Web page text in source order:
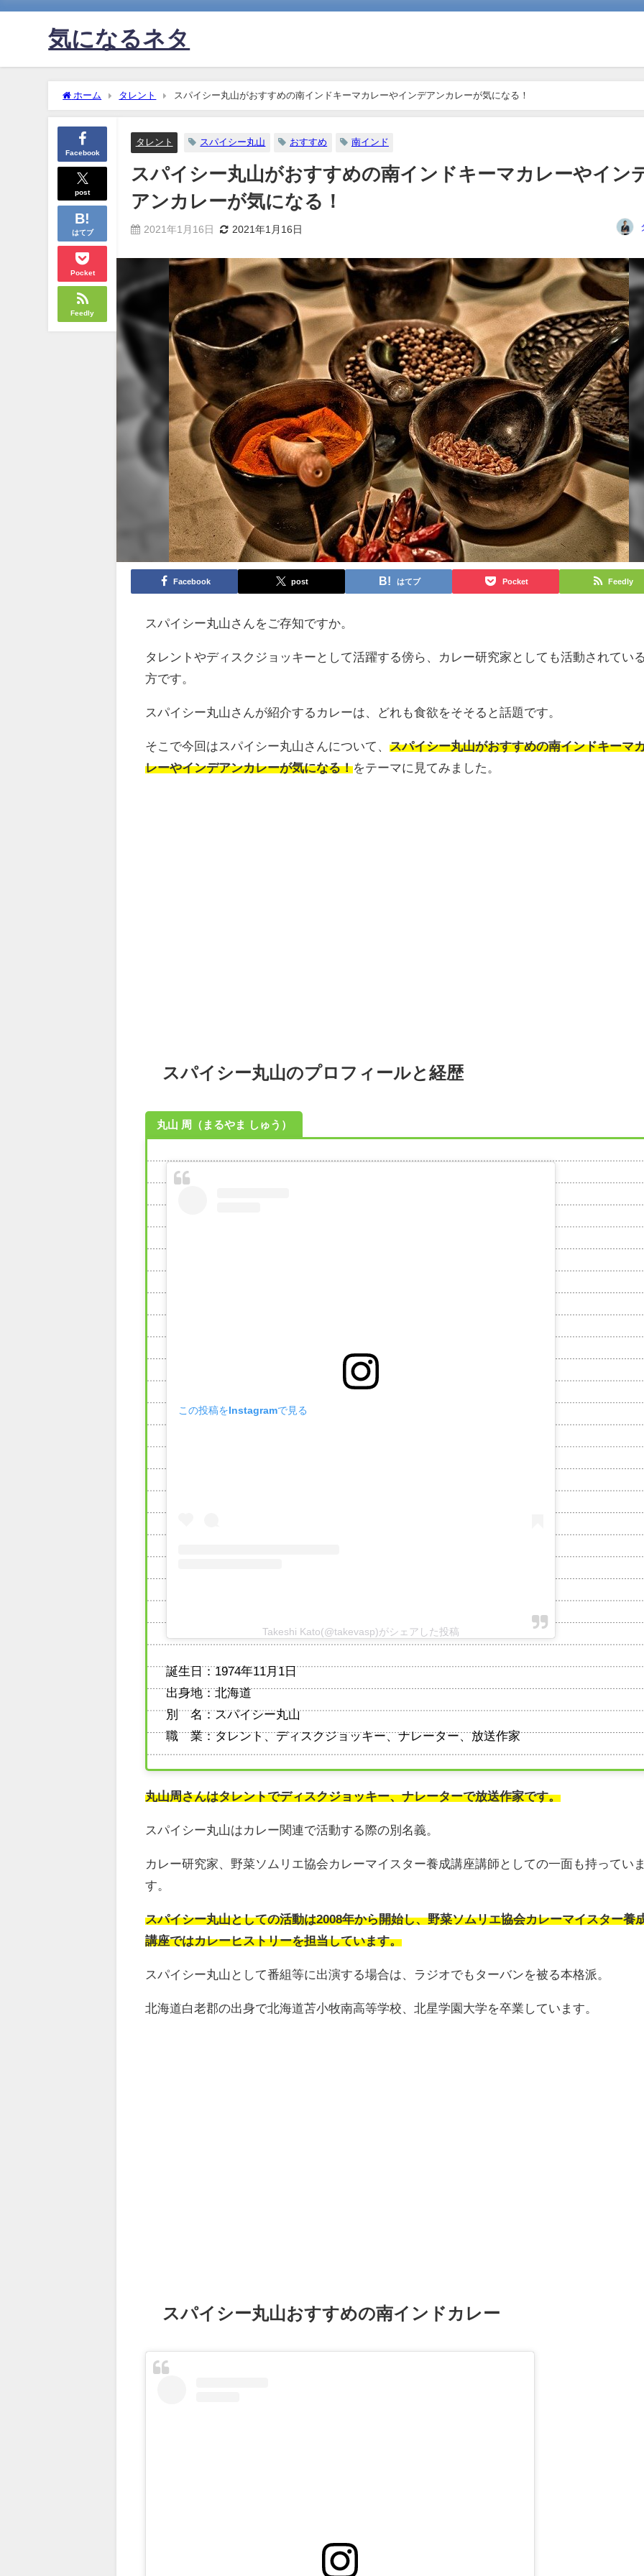
気になるネタ
ホーム タレント スパイシー丸山がおすすめの南インドキーマカレーやインデアンカレーが気になる！
Facebook
post
はてブ
Pocket
Feedly
タレント スパイシー丸山 おすすめ 南インド
スパイシー丸山がおすすめの南インドキーマカレーやイン
アンカレーが気になる！
2021年1月16日 2021年1月16日
Facebook post はてブ Pocket Feedly
スパイシー丸山さんをご存知ですか。
タレントやディスクジョッキーとして活躍する傍ら、カレー研究家としても活動されてい
方です。
スパイシー丸山さんが紹介するカレーは、どれも食欲をそそると話題です。
そこで今回はスパイシー丸山さんについて、スパイシー丸山がおすすめの南インドキーマ
レーやインデアンカレーが気になる！をテーマに見てみました。
スパイシー丸山のプロフィールと経歴
丸山 周（まるやま しゅう）
この投稿をInstagramで見る
Takeshi Kato(@takevasp)がシェアした投稿
誕生日：1974年11月1日
出身地：北海道
別 名：スパイシー丸山
職 業：タレント、ディスクジョッキー、ナレーター、放送作家
丸山周さんはタレントでディスクジョッキー、ナレーターで放送作家です。
スパイシー丸山はカレー関連で活動する際の別名義。
カレー研究家、野菜ソムリエ協会カレーマイスター養成講座講師としての一面も持ってい
す。
スパイシー丸山としての活動は2008年から開始し、野菜ソムリエ協会カレーマイスター養
講座ではカレーヒストリーを担当しています。
スパイシー丸山として番組等に出演する場合は、ラジオでもターバンを被る本格派。
北海道白老郡の出身で北海道苫小牧南高等学校、北星学園大学を卒業しています。
スパイシー丸山おすすめの南インドカレー